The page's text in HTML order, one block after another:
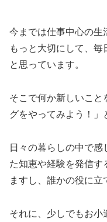
今までは仕事中心の生
もっと大切にして、
と思っています。
そこで何か新しいこと
グをやってみよう！」
日々の暮らしの中で
た知恵や経験を発信す
ますし、誰かの役に立
それに、少しでもお